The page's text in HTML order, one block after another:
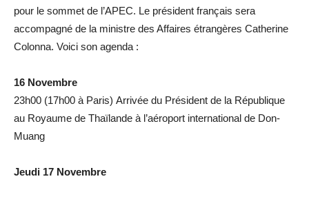
pour le sommet de l’APEC. Le président français sera
accompagné de la ministre des Affaires étrangères Catherine
Colonna. Voici son agenda :
16 Novembre
23h00 (17h00 à Paris) Arrivée du Président de la République
au Royaume de Thaïlande à l’aéroport international de Don-
Muang
Jeudi 17 Novembre